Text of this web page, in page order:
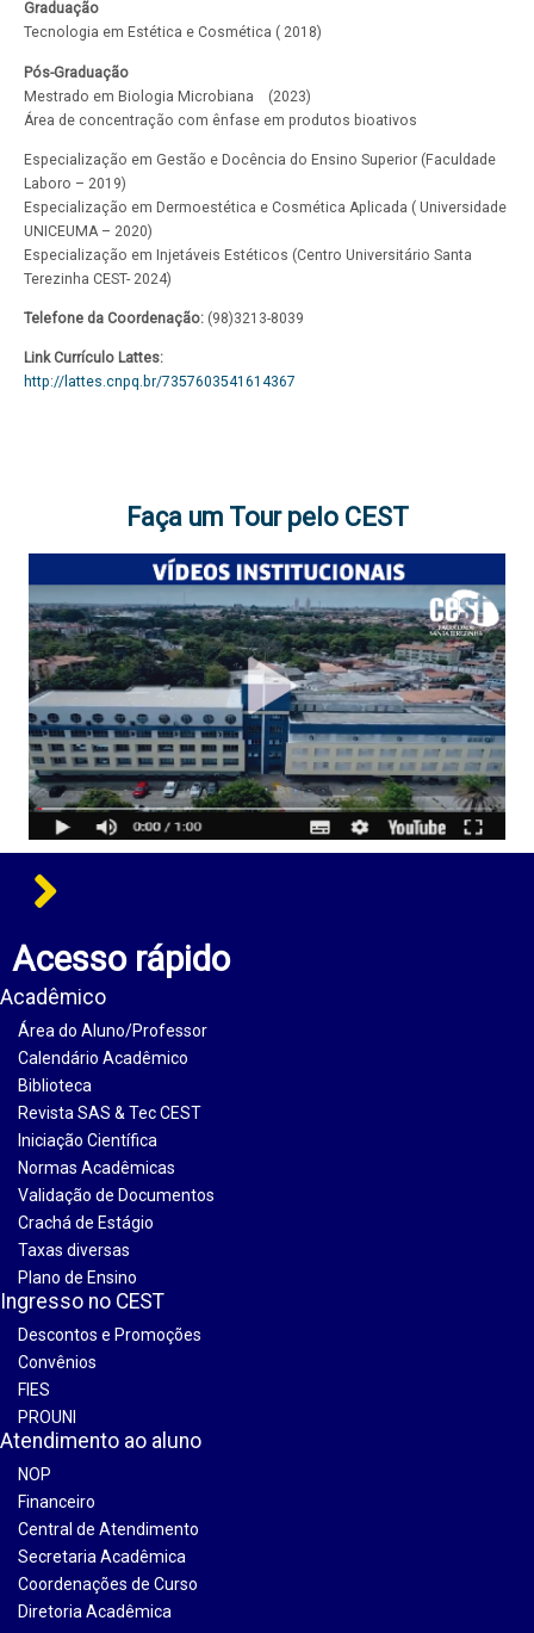
Graduação
Tecnologia em Estética e Cosmética ( 2018)
Pós-Graduação
Mestrado em Biologia Microbiana    (2023)
Área de concentração com ênfase em produtos bioativos
Especialização em Gestão e Docência do Ensino Superior (Faculdade
Laboro – 2019)
Especialização em Dermoestética e Cosmética Aplicada ( Universidade
UNICEUMA – 2020)
Especialização em Injetáveis Estéticos (Centro Universitário Santa
Terezinha CEST- 2024)
Telefone da Coordenação: (98)3213-8039
Link Currículo Lattes:
http://lattes.cnpq.br/7357603541614367
Faça um Tour pelo CEST
Acesso rápido
Acadêmico
Área do Aluno/Professor
Calendário Acadêmico
Biblioteca
Revista SAS & Tec CEST
Iniciação Científica
Normas Acadêmicas
Validação de Documentos
Crachá de Estágio
Taxas diversas
Plano de Ensino
Ingresso no CEST
Descontos e Promoções
Convênios
FIES
PROUNI
Atendimento ao aluno
NOP
Financeiro
Central de Atendimento
Secretaria Acadêmica
Coordenações de Curso
Diretoria Acadêmica